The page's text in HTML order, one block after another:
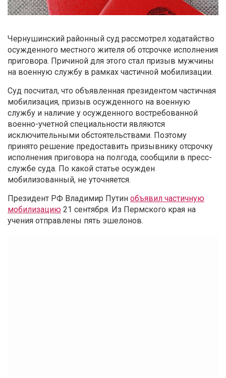
Чернушинский районный суд рассмотрел ходатайство
осужденного местного жителя об отсрочке исполнения
приговора. Причиной для этого стал призыв мужчины
на военную службу в рамках частичной мобилизации.
Суд посчитал, что объявленная президентом частичная
мобилизация, призыв осужденного на военную
службу и наличие у осужденного востребованной
военно-учетной специальности являются
исключительными обстоятельствами. Поэтому
принято решение предоставить призывнику отсрочку
исполнения приговора на полгода, сообщили в пресс-
службе суда. По какой статье осужден
мобилизованный, не уточняется.
Президент РФ Владимир Путин объявил частичную
мобилизацию 21 сентября. Из Пермского края на
учения отправлены пять эшелонов.